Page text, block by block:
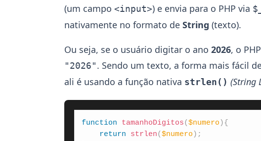
(um campo <input>) e envia para o PHP via
nativamente no formato de String (texto).
Ou seja, se o usuário digitar o ano 2026, o
"2026". Sendo um texto, a forma mais fácil
ali é usando a função nativa strlen() (String
function tamanhoDigitos($numero ){
return
strlen($numero ) ;